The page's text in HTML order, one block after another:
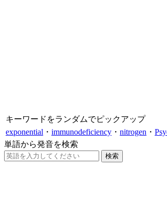
キーワードをランダムでピックアップ
exponential ・ immunodeficiency ・ nitrogen ・
単語から発音を検索